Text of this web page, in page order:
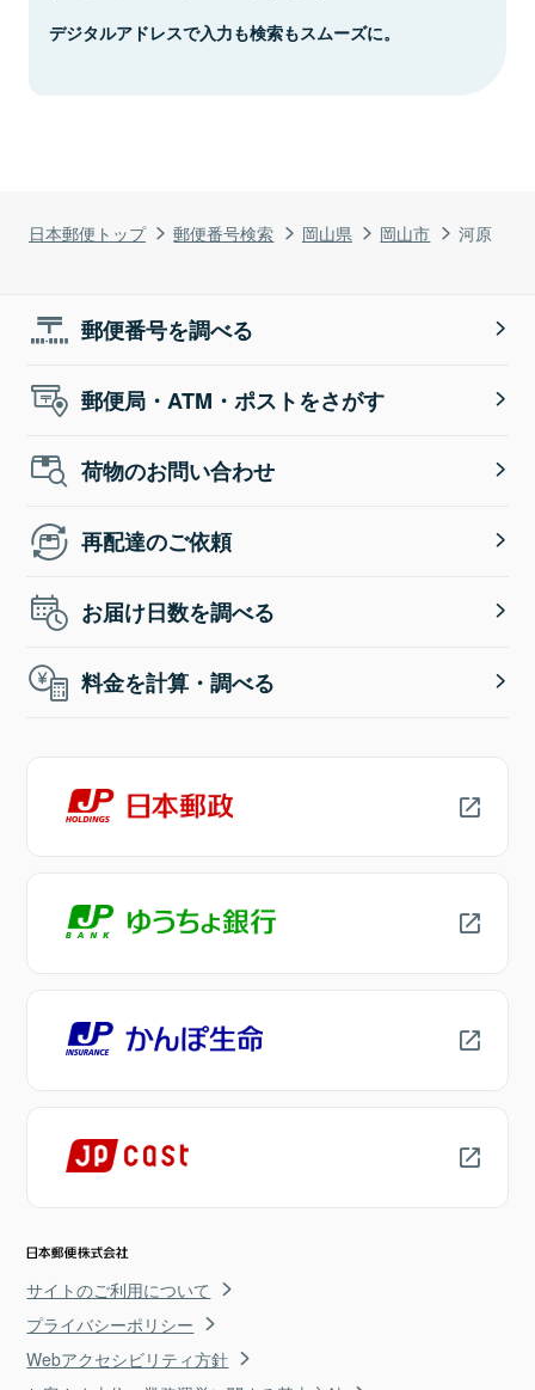
日本郵便トップ 郵便番号検索 岡山県 岡山市 河原
デジタルアドレスで入力も検索もスムーズに。
郵便番号を調べる
郵便局・ATM・ポストをさがす
荷物のお問い合わせ
再配達のご依頼
お届け日数を調べる
料金を計算・調べる
サイトのご利用について
プライバシーポリシー
Webアクセシビリティ方針